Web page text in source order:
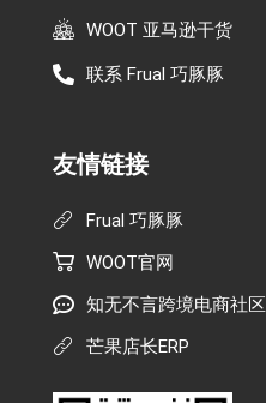
WOOT 亚马逊干货
联系 Frual 巧豚豚
友情链接
Frual 巧豚豚
WOOT官网
知无不言跨境电商社区
芒果店长ERP